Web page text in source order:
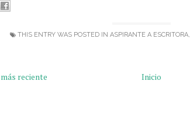
THIS ENTRY WAS POSTED IN ASPIRANTE A ESCRITORA,
reciente Inicio